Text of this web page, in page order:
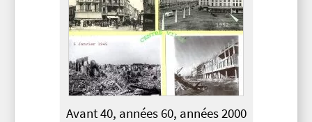
Avant 40, années 60, années 2000